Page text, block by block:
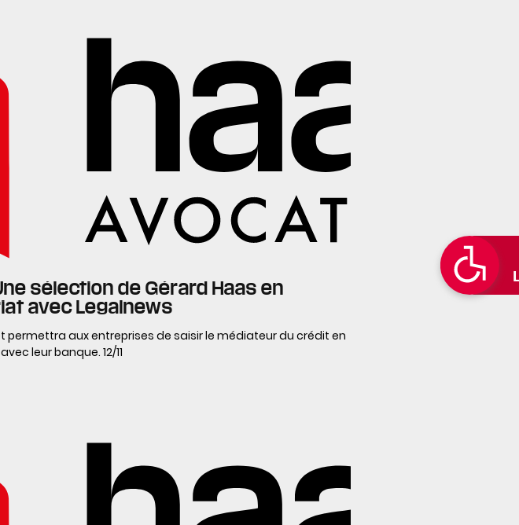
sélection de Gérard Haas en
avec Legalnews
permettra aux entreprises de saisir le médiateur du crédit en
leur banque. 12/11